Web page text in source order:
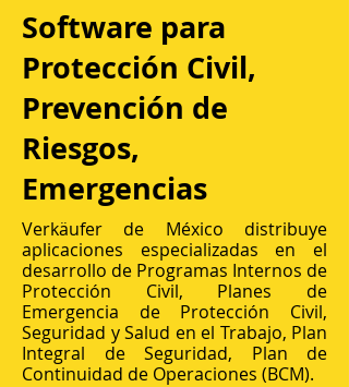
Software para
Protección Civil,
Prevención de
Riesgos,
Emergencias
Verkäufer de México distribuye
aplicaciones especializadas en el
desarrollo de Programas Internos de
Protección Civil, Planes de
Emergencia de Protección Civil,
Seguridad y Salud en el Trabajo, Plan
Integral de Seguridad, Plan de
Continuidad de Operaciones (BCM).